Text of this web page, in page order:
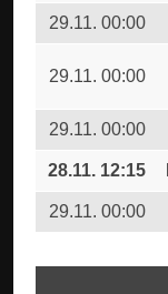
29.11. 00:00
29.11. 00:00
29.11. 00:00
28.11. 12:15
29.11. 00:00